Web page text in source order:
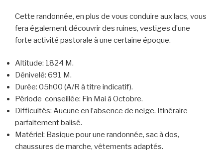
Cette randonnée, en plus de vous conduire aux lacs, vous
fera également découvrir des ruines, vestiges d’une
forte activité pastorale à une certaine époque.
Altitude: 1824 M.
Dénivelé: 691 M.
Durée: 05h00 (A/R à titre indicatif).
Période conseillée: Fin Mai à Octobre.
Difficultés: Aucune en l’absence de neige. Itinéraire
parfaitement balisé.
Matériel: Basique pour une randonnée, sac à dos,
chaussures de marche, vêtements adaptés.